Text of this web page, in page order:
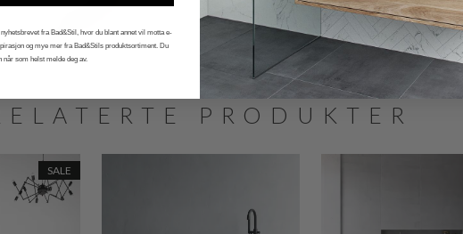
PRODUKTER
SALE
fra Bad&Stil, hvor du blant annet vil motta e-
og mye mer fra Bad&Stils produktsortiment. Du
når som helst melde deg av.